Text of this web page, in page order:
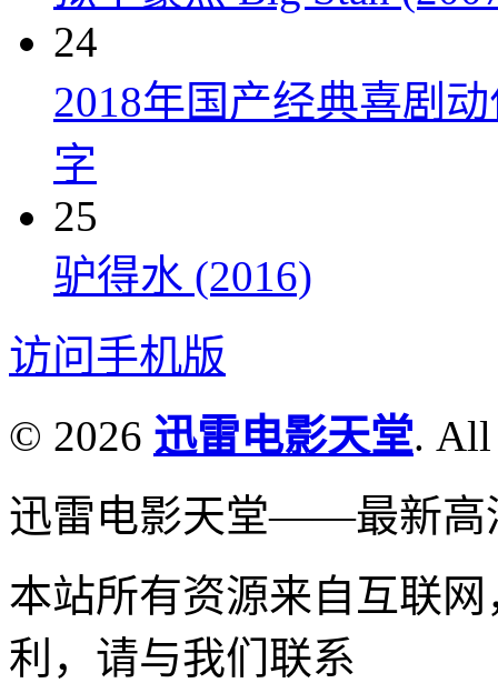
24
2018年国产经典喜剧
字
25
驴得水 (2016)
访问手机版
© 2026 迅雷电影天堂. All
迅雷电影天堂——最新高
本站所有资源来自互联
利，请与我们联系